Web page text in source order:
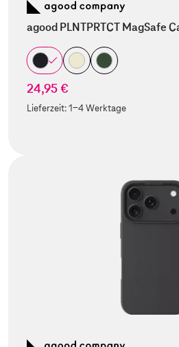
agood PLNTPRTCT MagSafe
24,95 €
Lieferzeit:1-4 Werktage